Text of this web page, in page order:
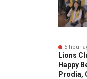
5 hour
Lions
Happy
Prodia,